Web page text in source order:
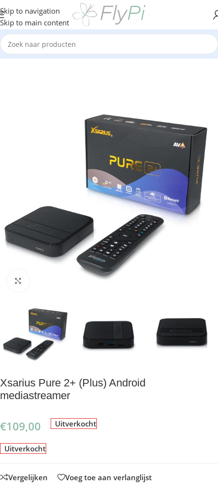
Skip to navigation
Skip to main content
Home/TV & Media/TV Boxen
Klik om te vergroten
Xsarius Pure 2+ (Plus) Android
mediastreamer
€109,00 Uitverkocht
Uitverkocht
Vergelijken Voeg toe aan verlanglijst